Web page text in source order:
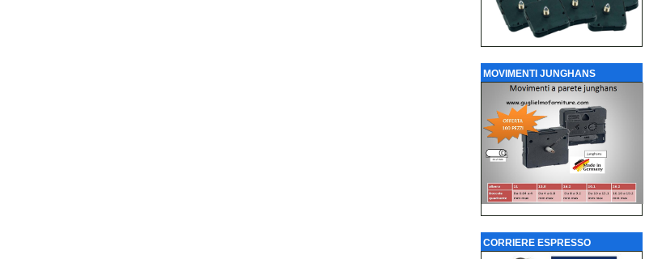
MOVIMENTI JUNGHANS
CORRIERE ESPRESSO